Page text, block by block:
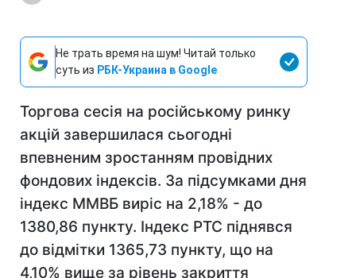
Не трать время на шум! Читай только
суть из РБК-Украина в Google
Торгова сесія на російському ринку
акцій завершилася сьогодні
впевненим зростанням провідних
фондових індексів. За підсумками дня
індекс ММВБ виріс на 2,18% - до
1380,86 пункту. Індекс РТС піднявся
до відмітки 1365,73 пункту, що на
4,10% вище за рівень закриття